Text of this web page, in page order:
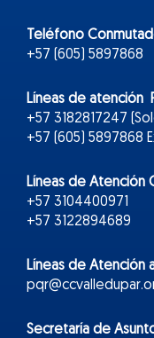
Teléfono
+57 (605) 5897868
Líneas de atención
+57 3182817247
+57 (605) 5897868
Líneas de Atención
+57 3104400971
+57 3122894689
Líneas de Atención
Secretaría de